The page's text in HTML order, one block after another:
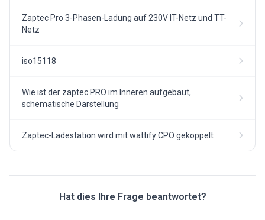
Zaptec Pro 3-Phasen-Ladung auf 230V IT-Netz und TT-
Netz
iso15118
Wie ist der zaptec PRO im Inneren aufgebaut,
schematische Darstellung
Zaptec-Ladestation wird mit wattify CPO gekoppelt
Hat dies Ihre Frage beantwortet?